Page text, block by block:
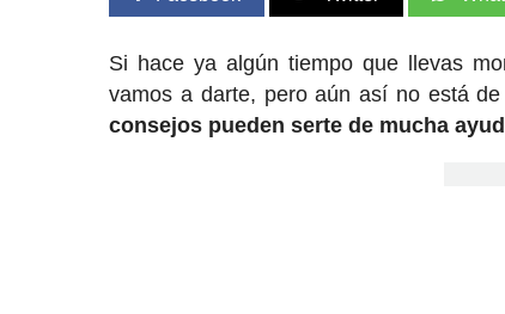
Si hace ya algún tiempo que llevas
vamos a darte, pero aún así no está
consejos pueden serte de mucha